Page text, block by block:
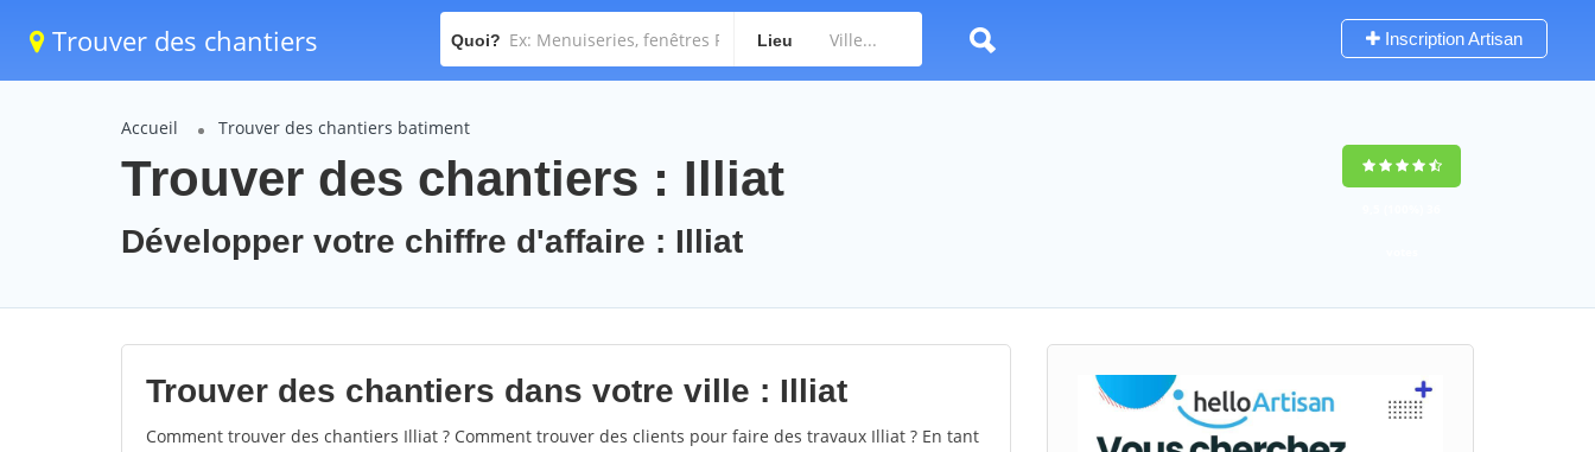
Trouver des chantiers Quoi? Lieu Inscription Artisan
Accueil Trouver des chantiers batiment
Trouver des chantiers : Illiat
Développer votre chiffre d'affaire : Illiat
Trouver des chantiers dans votre ville : Illiat
Comment trouver des chantiers Illiat ? Comment trouver des clients pour faire des travaux Illiat ? En tant